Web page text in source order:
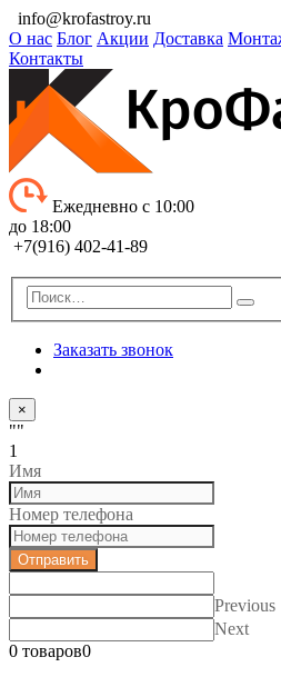
info@krofastroy.ru
О нас Блог Акции Доставка
Контакты
Ежедневно с 10:00
до 18:00
+7(916) 402-41-89
Заказать звонок
×
""
1
Имя
Номер телефона
Отправить
Previous
Next
0 товаров0